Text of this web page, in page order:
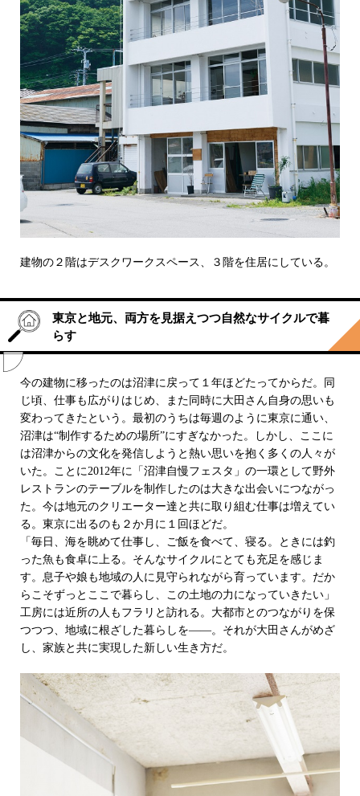
建物の２階はデスクワークスペース、３階を住居にしている。
東京と地元、両方を見据えつつ自然なサイクルで暮
らす
今の建物に移ったのは沼津に戻って１年ほどたってからだ。同
じ頃、仕事も広がりはじめ、また同時に大田さん自身の思いも
変わってきたという。最初のうちは毎週のように東京に通い、
沼津は“制作するための場所”にすぎなかった。しかし、ここに
は沼津からの文化を発信しようと熱い思いを抱く多くの人々が
いた。ことに2012年に「沼津自慢フェスタ」の一環として野外
レストランのテーブルを制作したのは大きな出会いにつながっ
た。今は地元のクリエーター達と共に取り組む仕事は増えてい
る。東京に出るのも２か月に１回ほどだ。
「毎日、海を眺めて仕事し、ご飯を食べて、寝る。ときには釣
った魚も食卓に上る。そんなサイクルにとても充足を感じま
す。息子や娘も地域の人に見守られながら育っています。だか
らこそずっとここで暮らし、この土地の力になっていきたい」
工房には近所の人もフラリと訪れる。大都市とのつながりを保
つつつ、地域に根ざした暮らしを――。それが大田さんがめざ
し、家族と共に実現した新しい生き方だ。